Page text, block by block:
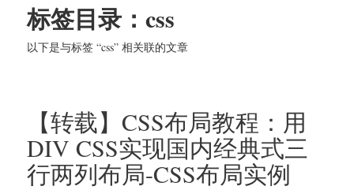
标签目录：css
以下是与标签 “css” 相关联的文章
【转载】CSS布局教程：用
DIV CSS实现国内经典式三
行两列布局-CSS布局实例